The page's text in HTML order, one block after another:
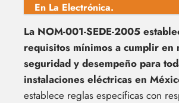
En La Electrónica.
La NOM-001-SEDE-2005
requisitos mínimos a cumplir en
seguridad y desempeño para
instalaciones eléctricas en
establece reglas específicas con